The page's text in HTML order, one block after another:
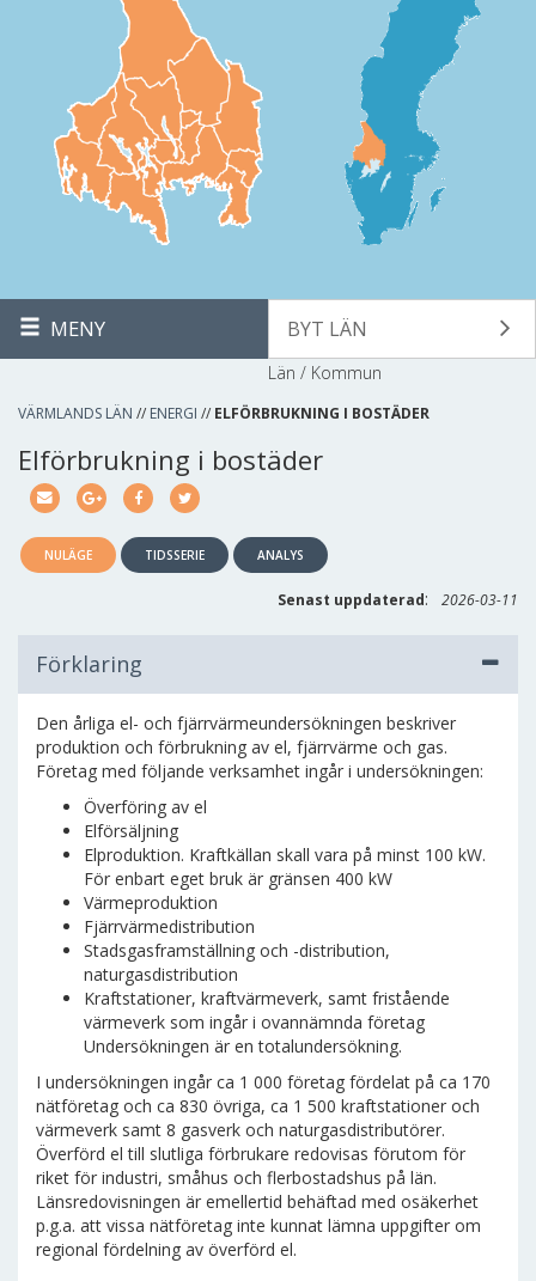
MENY BYT LÄN
Län / Kommun
VÄRMLANDS LÄN // ENERGI // ELFÖRBRUKNING I BOSTÄDER
Elförbrukning i bostäder
NULÄGE TIDSSERIE ANALYS
Senast uppdaterad: 2026-03-11
Förklaring
Den årliga el- och fjärrvärmeundersökningen beskriver
produktion och förbrukning av el, fjärrvärme och gas.
Företag med följande verksamhet ingår i undersökningen:
Överföring av el
Elförsäljning
Elproduktion. Kraftkällan skall vara på minst 100 kW.
För enbart eget bruk är gränsen 400 kW
Värmeproduktion
Fjärrvärmedistribution
Stadsgasframställning och -distribution,
naturgasdistribution
Kraftstationer, kraftvärmeverk, samt fristående
värmeverk som ingår i ovannämnda företag
Undersökningen är en totalundersökning.
I undersökningen ingår ca 1 000 företag fördelat på ca 170
nätföretag och ca 830 övriga, ca 1 500 kraftstationer och
värmeverk samt 8 gasverk och naturgasdistributörer.
Överförd el till slutliga förbrukare redovisas förutom för
riket för industri, småhus och flerbostadshus på län.
Länsredovisningen är emellertid behäftad med osäkerhet
p.g.a. att vissa nätföretag inte kunnat lämna uppgifter om
regional fördelning av överförd el.